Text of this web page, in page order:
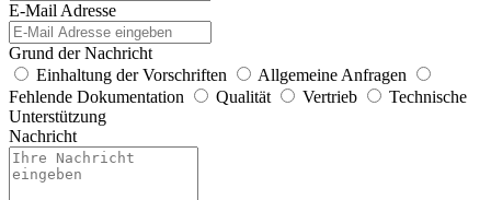
E-Mail Adresse
Grund der Nachricht
Einhaltung der Vorschriften
Allgemeine Anfragen
Fehlende Dokumentation
Qualität Vertrieb
Technische
Unterstützung
Nachricht